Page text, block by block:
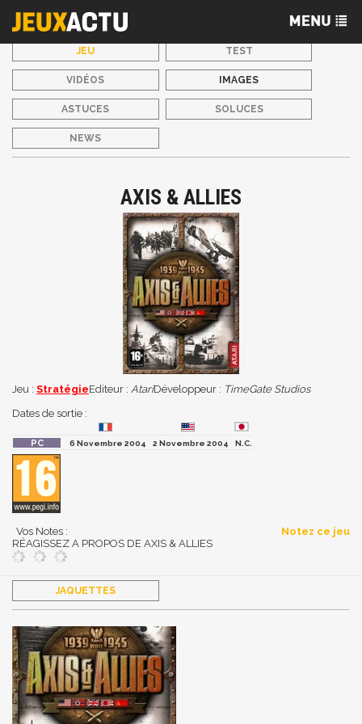
JEU TEST
VIDÉOS IMAGES
ASTUCES SOLUCES
NEWS
AXIS & ALLIES
Jeu : StratégieEditeur : AtariDéveloppeur : TimeGate Studios
Dates de sortie :
6 Novembre 2004 2 Novembre 2004 N.C.
Vos Notes :
Notez ce jeu
RÉAGISSEZ A PROPOS DE AXIS & ALLIES
JAQUETTES